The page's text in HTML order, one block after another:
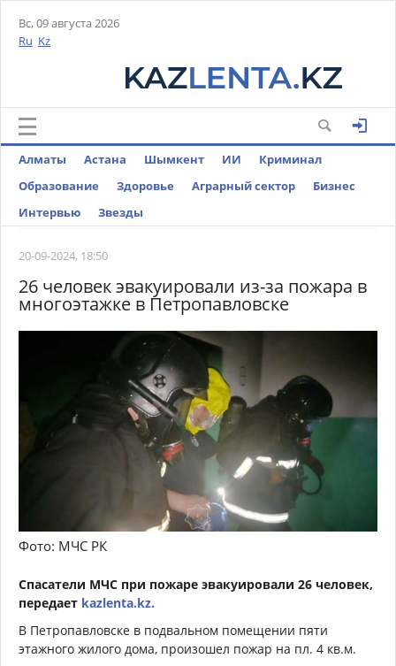
Вс, 09 августа 2026
Ru Kz
Алматы Астана Шымкент ИИ
Криминал
Образование
Здоровье Аграрный сектор
Бизнес
Интервью
Звезды
20-09-2024, 18:50
26 человек эвакуировали из-за пожара в
многоэтажке в Петропавловске
Фото: МЧС РК
Спасатели МЧС при пожаре эвакуировали 26 человек,
передает kazlenta.kz.
В Петропавловске в подвальном помещении пяти
этажного жилого дома, произошел пожар на пл. 4 кв.м.